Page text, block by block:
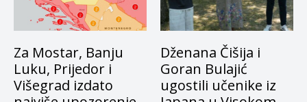
Za Mostar, Banju
Luku, Prijedor i
Višegrad izdato
Dženana Čišija i
Goran Bulajić
ugostili učenike iz